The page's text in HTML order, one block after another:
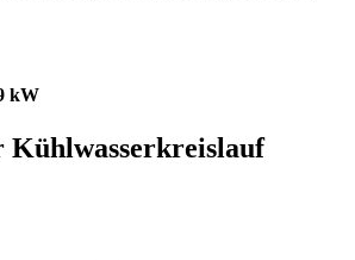
kW
Kühlwasserkreislauf